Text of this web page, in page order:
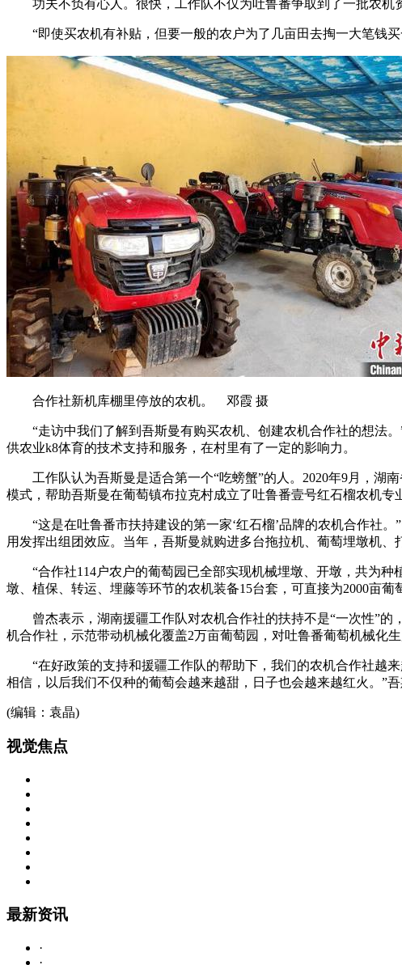
功夫不负有心人。很快，工作队不仅为吐鲁番争取到了一批农机
“即使买农机有补贴，但要一般的农户为了几亩田去掏一大笔钱买
合作社新机库棚里停放的农机。 邓霞 摄
“走访中我们了解到吾斯曼有购买农机、创建农机合作社的想法。
供农业k8体育的技术支持和服务，在村里有了一定的影响力。
工作队认为吾斯曼是适合第一个“吃螃蟹”的人。2020年9月，湖南
模式，帮助吾斯曼在葡萄镇布拉克村成立了吐鲁番壹号红石榴农机专
“这是在吐鲁番市扶持建设的第一家‘红石榴’品牌的农机合作社。
用发挥出组团效应。当年，吾斯曼就购进多台拖拉机、葡萄埋墩机
“合作社114户农户的葡萄园已全部实现机械埋墩、开墩，共为种
墩、植保、转运、埋藤等环节的农机装备15台套，可直接为2000亩葡
曾杰表示，湖南援疆工作队对农机合作社的扶持不是“一次性”的
机合作社，示范带动机械化覆盖2万亩葡萄园，对吐鲁番葡萄机械化
“在好政策的支持和援疆工作队的帮助下，我们的农机合作社越来
相信，以后我们不仅种的葡萄会越来越甜，日子也会越来越红火。”
(编辑：袁晶)
视觉焦点
最新资讯
·
·